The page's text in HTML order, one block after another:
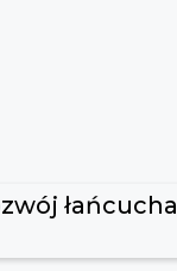
łańcucha